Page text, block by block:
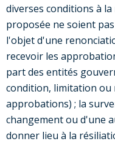
diverses conditions à
proposée ne soient
l'objet d'une
recevoir les
part des entités
condition, limitation ou
approbations) ; la
changement ou d'une
donner lieu à la